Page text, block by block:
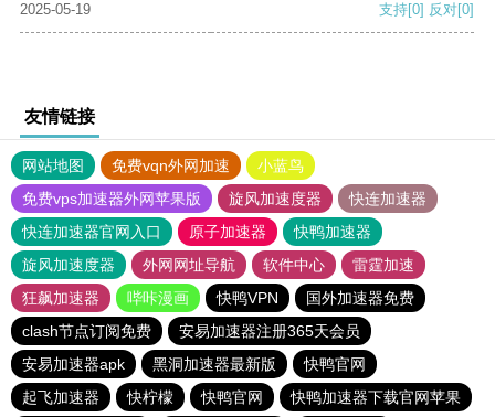
2025-05-19
支持[0] 反对[0]
友情链接
网站地图 免费vqn外网加速
小蓝鸟
免费vps加速器外网苹果版
旋风加速度器
快连加速器
快连加速器官网入口
原子加速器
快鸭加速器
旋风加速度器
外网网址导航 软件中心
雷霆加速
狂飙加速器
哔咔漫画 快鸭VPN
国外加速器免费
clash节点订阅免费
安易加速器注册365天会员
安易加速器apk
黑洞加速器最新版
快鸭官网
起飞加速器
快柠檬 快鸭官网 快鸭加速器下载官网苹果